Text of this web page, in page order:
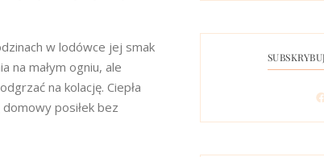
w lodówce jej smak
na małym ogniu, ale
na kolację. Ciepła
posiłek bez